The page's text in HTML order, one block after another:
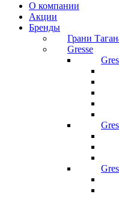
О компании
Акции
Бренды
Грани
Gresse